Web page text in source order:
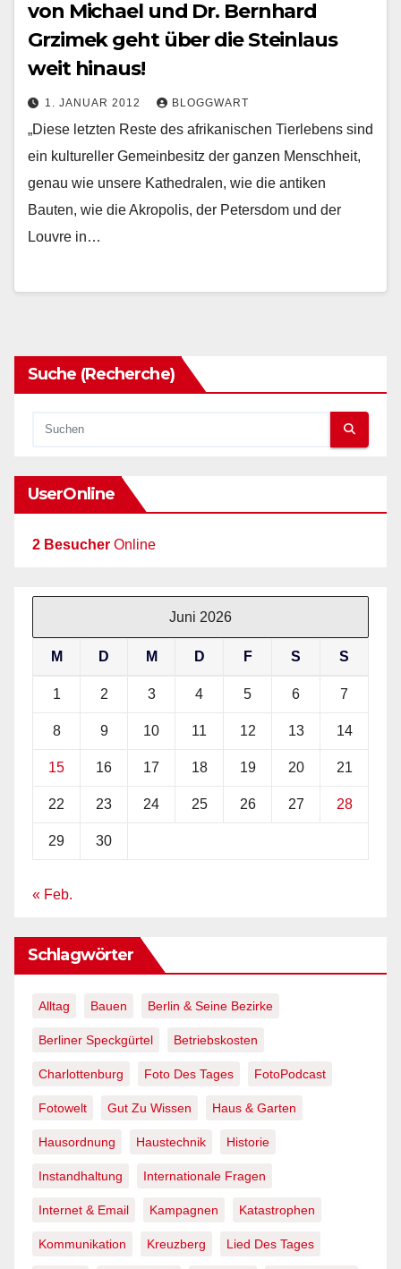
von Michael und Dr. Bernhard
Grzimek geht über die Steinlaus
weit hinaus!
1. JANUAR 2012 BLOGGWART
„Diese letzten Reste des afrikanischen Tierlebens sind
ein kultureller Gemeinbesitz der ganzen Menschheit,
genau wie unsere Kathedralen, wie die antiken
Bauten, wie die Akropolis, der Petersdom und der
Louvre in…
Suche (Recherche)
UserOnline
2 Besucher Online
Juni 2026
M D M D F S S
1 2 3 4 5 6 7
8 9 10 11 12 13 14
15 16 17 18 19 20 21
22 23 24 25 26 27 28
29 30
« Feb.
Schlagwörter
Alltag Bauen Berlin & Seine Bezirke
Berliner Speckgürtel Betriebskosten
Charlottenburg Foto Des Tages FotoPodcast
Fotowelt Gut Zu Wissen Haus & Garten
Hausordnung Haustechnik Historie
Instandhaltung Internationale Fragen
Internet & Email Kampagnen Katastrophen
Kommunikation Kreuzberg Lied Des Tages